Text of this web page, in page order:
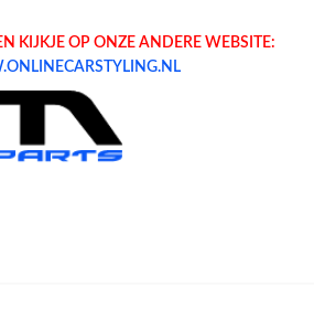
KIJKJE OP ONZE ANDERE WEBSITE: